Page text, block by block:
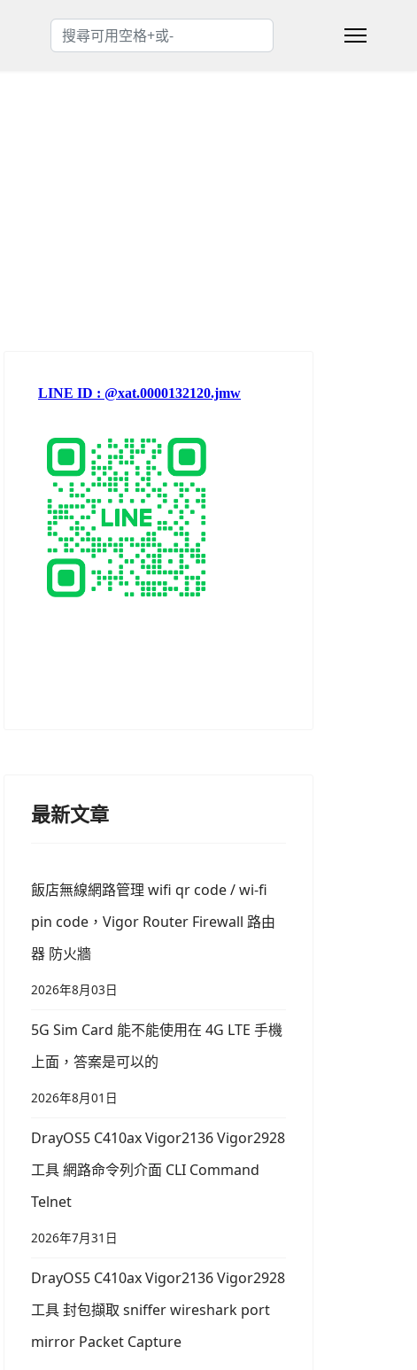
搜索
最新文章
飯店無線網路管理 wifi qr code / wi-fi
pin code，Vigor Router Firewall 路由
器 防火牆
2026年8月03日
5G Sim Card 能不能使用在 4G LTE 手機
上面，答案是可以的
2026年8月01日
DrayOS5 C410ax Vigor2136 Vigor2928
工具 網路命令列介面 CLI Command
Telnet
2026年7月31日
DrayOS5 C410ax Vigor2136 Vigor2928
工具 封包擷取 sniffer wireshark port
mirror Packet Capture